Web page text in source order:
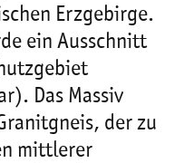
Erzgebirge.
ein Ausschnitt
Das Massiv
der zu
mittlerer